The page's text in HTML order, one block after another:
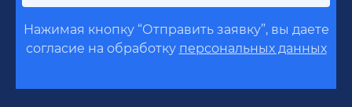
Нажимая кнопку “Отправить заявку”, вы даете
согласие на обработку персональных данных